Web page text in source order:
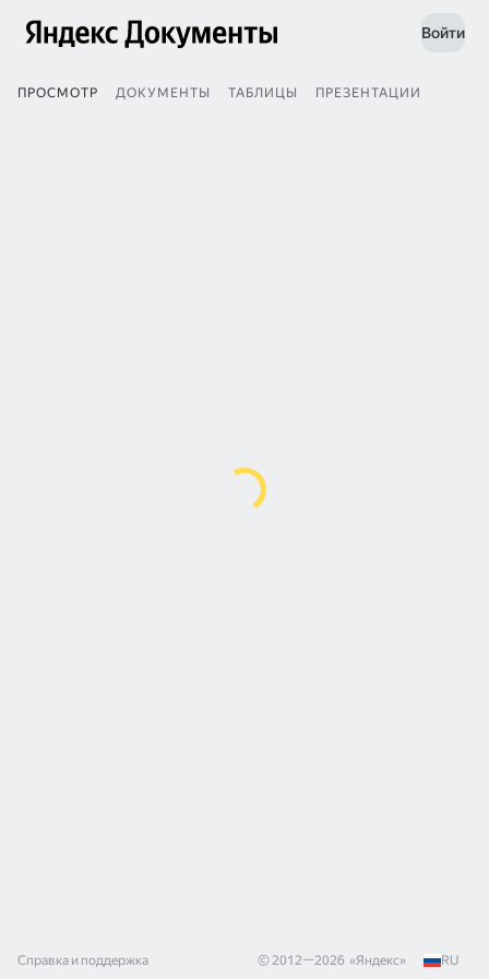
Войти
ПРОСМОТР ДОКУМЕНТЫ ТАБЛИЦЫ ПРЕЗЕНТАЦИИ
Справка и поддержка © 2012—2026 «Яндекс» RU